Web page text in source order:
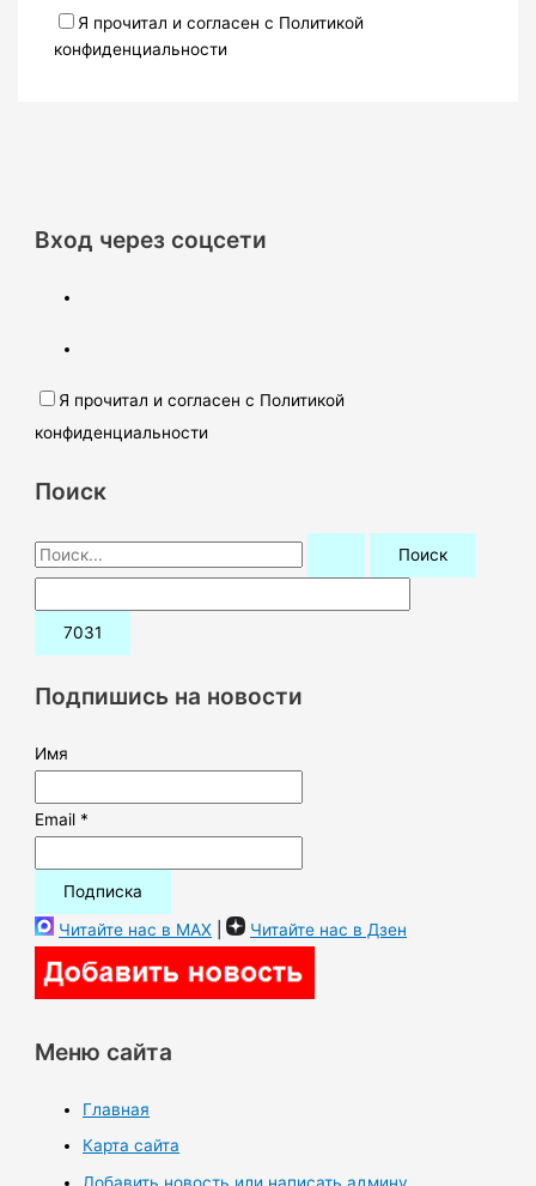
Я прочитал и согласен с Политикой
конфиденциальности
Вход через соцсети
Я прочитал и согласен с Политикой
конфиденциальности
Поиск
П
о
и
:Подпишись на новости
Имя
Email *
Читайте нас в MAX | Читайте нас в Дзен
Меню сайта
Главная
Карта сайта